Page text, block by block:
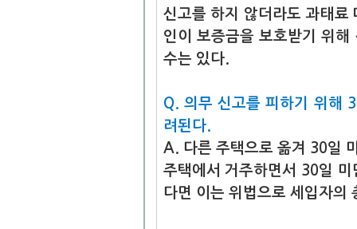
신고를 하지 않더라도 과태료
인이 보증금을 보호받기 위
수는 있다.
Q. 의무 신고를 피하기 위해
려된다.
A. 다른 주택으로 옮겨 30일
주택에서 거주하면서 30일
다면 이는 위법으로 세입자의